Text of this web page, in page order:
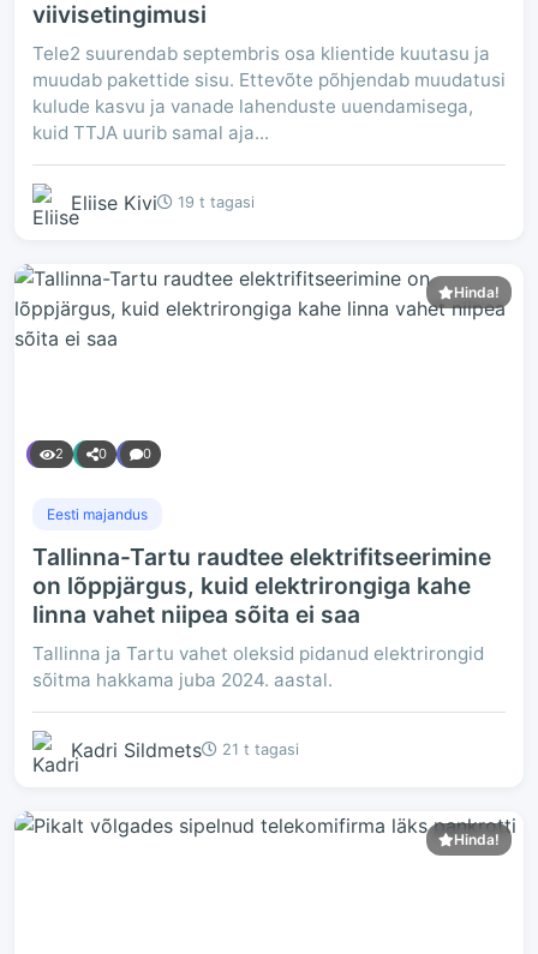
viivisetingimusi
Tele2 suurendab septembris osa klientide kuutasu ja
muudab pakettide sisu. Ettevõte põhjendab muudatusi
kulude kasvu ja vanade lahenduste uuendamisega,
kuid TTJA uurib samal aja...
Eliise Kivi 19 t tagasi
Hinda!
2 0 0
Eesti majandus
Tallinna-Tartu raudtee elektrifitseerimine
on lõppjärgus, kuid elektrirongiga kahe
linna vahet niipea sõita ei saa
Tallinna ja Tartu vahet oleksid pidanud elektrirongid
sõitma hakkama juba 2024. aastal.
Kadri Sildmets 21 t tagasi
Hinda!